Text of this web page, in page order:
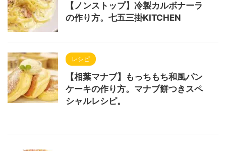
【ノンストップ】冷製カルボナーラ
の作り方。七五三掛KITCHEN
レシピ
【相葉マナブ】もっちもち和風パン
ケーキの作り方。マナブ餅つきスペ
シャルレシピ。